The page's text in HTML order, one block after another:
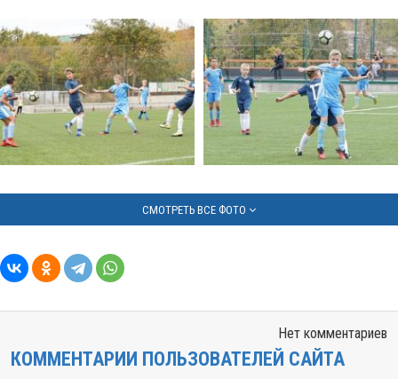
СМОТРЕТЬ ВСЕ ФОТО
Нет комментариев
КОММЕНТАРИИ ПОЛЬЗОВАТЕЛЕЙ САЙТА